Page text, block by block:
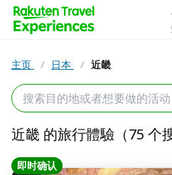
主页 / 日本 / 近畿
近畿 的旅行體驗（75 个
即时确认